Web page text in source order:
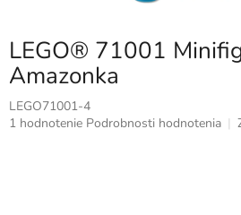
LEGO® 71001
Amazonka
LEGO71001-4
Priemerné
1 hodnotenie Podrobnosti hodnotenia